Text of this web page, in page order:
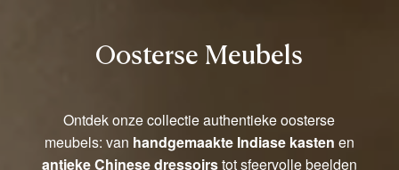
Oosterse Meubels
Ontdek onze collectie authentieke oosterse
meubels: van handgemaakte Indiase kasten en
antieke Chinese dressoirstot sfeervolle beelden